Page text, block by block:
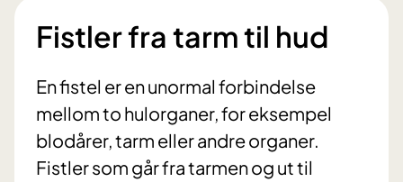
Fistler fra tarm til hud
En fistel er en unormal forbindelse
mellom to hulorganer, for eksempel
blodårer, tarm eller andre organer.
Fistler som går fra tarmen og ut til